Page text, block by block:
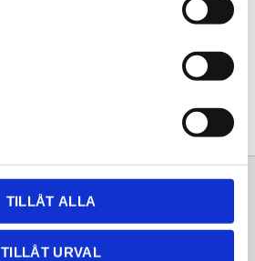
TILLÅT ALLA
TILLÅT URVAL
Information
Kundtjänst